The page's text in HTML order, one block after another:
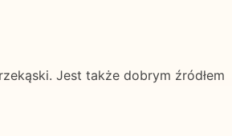
Jest także dobrym źródłem